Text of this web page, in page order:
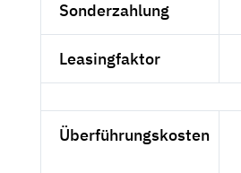
Sonderzahlung
Leasingfaktor
Überführungskosten